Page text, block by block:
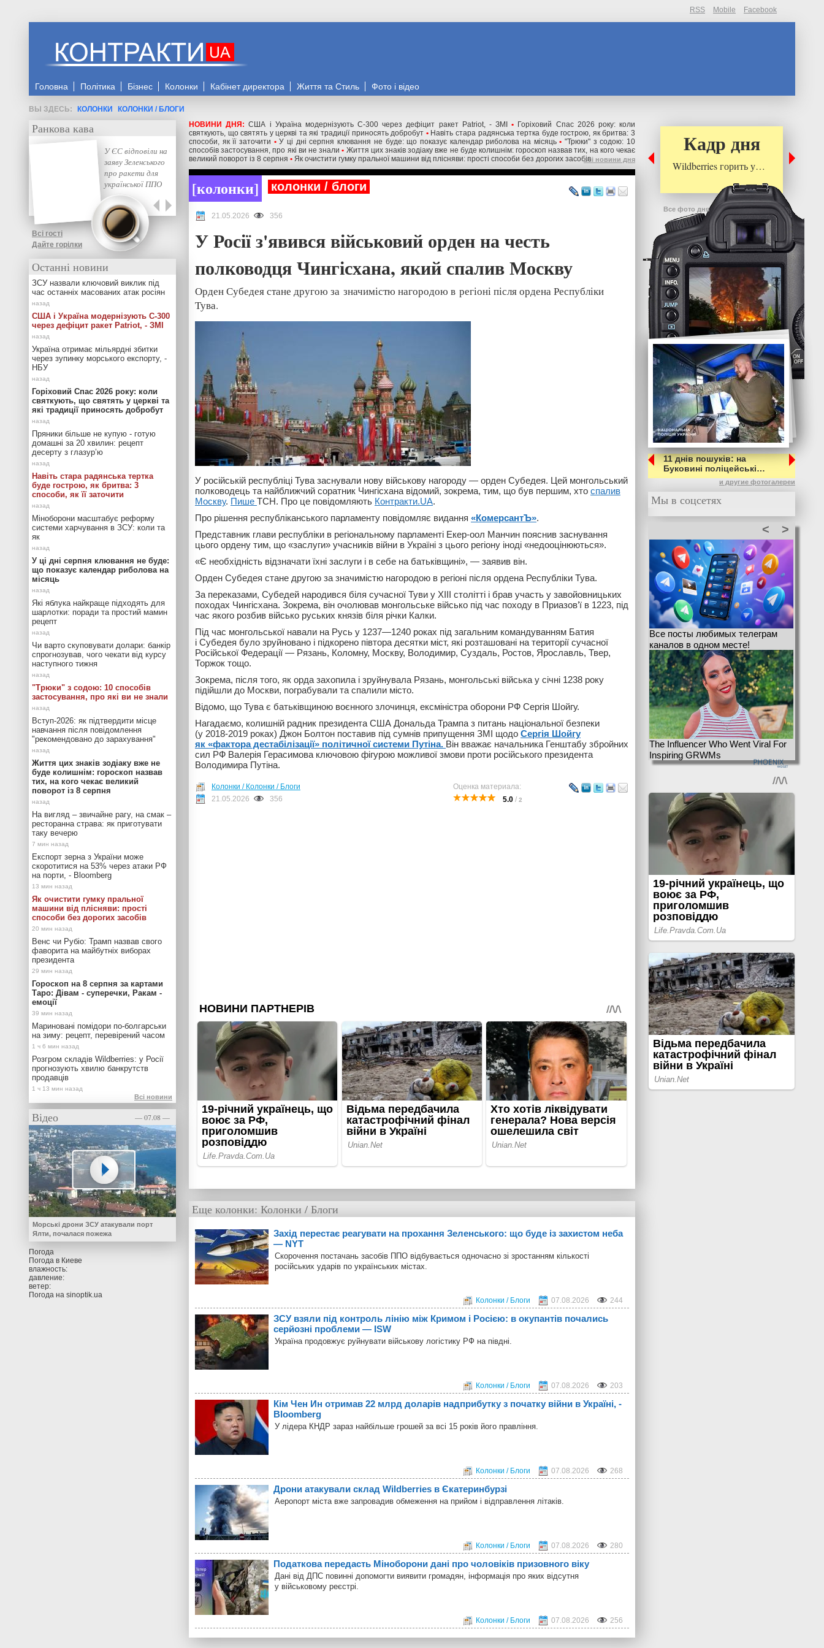
RSS Mobile Facebook
Головна Політика Бізнес Колонки Кабінет директора Життя та Стиль Фото і відео
КОЛОНКИ
КОЛОНКИ / БЛОГИ
НОВИНИ ДНЯ:США і Україна модернізують С-300 через дефіцит ракет Patriot, - ЗМІ • Горіховий Спас 2026 року: коли
святкують, що святять у церкві та які традиції приносять добробут • Навіть стара радянська тертка буде гострою, як бритва: 3
способи, як її заточити • У ці дні серпня клювання не буде: що показує календар риболова на місяць • "Трюки" з содою: 10
способів застосування, про які ви не знали • Життя цих знаків зодіаку вже не буде колишнім: гороскоп назвав тих, на кого чекає
великий поворот із 8 серпня • Як очистити гумку пральної машини від плісняви: прості способи без дорогих засобіввсі новини дня
колонки колонки / блоги
21.05.2026 356
У Росії з'явився військовий орден на честь
полководця Чингісхана, який спалив Москву
Орден Субедея стане другою за значимістю нагородою в регіоні після ордена Республіки
Тува.
У російській республіці Тува заснували нову військову нагороду — орден Субедея. Цей монгольський
полководець та найближчий соратник Чингісхана відомий, зокрема, тим, що був першим, хто спалив
Москву. Пише ТСН. Про це повідомляють Контракти.UA.
Про рішення республіканського парламенту повідомляє видання «КомерсантЪ».
Представник глави республіки в регіональному парламенті Екер-оол Манчин пояснив заснування
цього ордену тим, що «заслуги» учасників війни в Україні з цього регіону іноді «недооцінюються».
«Є необхідність відзначати їхні заслуги і в себе на батьківщині», — заявив він.
Орден Субедея стане другою за значимістю нагородою в регіоні після ордена Республіки Тува.
За переказами, Субедей народився біля сучасної Туви у XIII столітті і брав участь у завойовницьких
походах Чингісхана. Зокрема, він очолював монгольське військо під час походу в Приазов’ї в 1223, під
час якого розбив військо руських князів біля річки Калки.
Під час монгольської навали на Русь у 1237—1240 роках під загальним командуванням Батия
і Субедея було зруйновано і підкорено півтора десятки міст, які розташовані на території сучасної
Російської Федерації — Рязань, Коломну, Москву, Володимир, Суздаль, Ростов, Ярославль, Твер,
Торжок тощо.
Зокрема, після того, як орда захопила і зруйнувала Рязань, монгольські війська у січні 1238 року
підійшли до Москви, пограбували та спалили місто.
Відомо, що Тува є батьківщиною воєнного злочинця, ексміністра оборони РФ Сергія Шойгу.
Нагадаємо, колишній радник президента США Дональда Трампа з питань національної безпеки
(у 2018-2019 роках) Джон Болтон поставив під сумнів припущення ЗМІ щодо Сергія Шойгу
як «фактора дестабілізації» політичної системи Путіна. Він вважає начальника Генштабу збройних
сил РФ Валерія Герасимова ключовою фігурою можливої змови проти російського президента
Володимира Путіна.
Оценка материала:
5.0 / 2
Колонки / Колонки / Блоги
21.05.2026
356
Еще колонки: Колонки / Блоги
Захід перестає реагувати на прохання Зеленського: що буде із захистом неба
— NYT
Скорочення постачань засобів ППО відбувається одночасно зі зростанням кількості
російських ударів по українських містах.
Колонки / Блоги 07.08.2026 244
ЗСУ взяли під контроль лінію між Кримом і Росією: в окупантів почались
серйозні проблеми — ISW
Україна продовжує руйнувати військову логістику РФ на півдні.
Колонки / Блоги 07.08.2026 203
Кім Чен Ин отримав 22 млрд доларів надприбутку з початку війни в Україні, -
Bloomberg
У лідера КНДР зараз найбільше грошей за всі 15 років його правління.
Колонки / Блоги 07.08.2026 268
Дрони атакували склад Wildberries в Єкатеринбурзі
Аеропорт міста вже запровадив обмеження на прийом і відправлення літаків.
Колонки / Блоги 07.08.2026 280
Податкова передасть Міноборони дані про чоловіків призовного віку
Дані від ДПС повинні допомогти виявити громадян, інформація про яких відсутня
у військовому реєстрі.
Колонки / Блоги 07.08.2026 256
Ранкова кава
У ЄС відповіли на
заяву Зеленського
про ракети для
української ППО
Всі гості
Дайте горілки
Останні новини
ЗСУ назвали ключовий виклик під
час останніх масованих атак росіян
США і Україна модернізують С-300
через дефіцит ракет Patriot, - ЗМІ
Україна отримає мільярдні збитки
через зупинку морського експорту, -
НБУ
Горіховий Спас 2026 року: коли
святкують, що святять у церкві та
які традиції приносять добробут
Пряники більше не купую - готую
домашні за 20 хвилин: рецепт
десерту з глазур’ю
Навіть стара радянська тертка
буде гострою, як бритва: 3
способи, як її заточити
Міноборони масштабує реформу
системи харчування в ЗСУ: коли та
як
У ці дні серпня клювання не буде:
що показує календар риболова на
місяць
Які яблука найкраще підходять для
шарлотки: поради та простий мамин
рецепт
Чи варто скуповувати долари: банкір
спрогнозував, чого чекати від курсу
наступного тижня
"Трюки" з содою: 10 способів
застосування, про які ви не знали
Вступ-2026: як підтвердити місце
навчання після повідомлення
"рекомендовано до зарахування"
Життя цих знаків зодіаку вже не
буде колишнім: гороскоп назвав
тих, на кого чекає великий
поворот із 8 серпня
На вигляд – звичайне рагу, на смак –
ресторанна страва: як приготувати
таку вечерю
Експорт зерна з України може
скоротитися на 53% через атаки РФ
на порти, - Bloomberg
Як очистити гумку пральної
машини від плісняви: прості
способи без дорогих засобів
Венс чи Рубіо: Трамп назвав свого
фаворита на майбутніх виборах
президента
Гороскоп на 8 серпня за картами
Таро: Дівам - суперечки, Ракам -
емоції
Мариновані помідори по-болгарськи
на зиму: рецепт, перевірений часом
Розгром складів Wildberries: у Росії
прогнозують хвилю банкрутств
продавців
Всі новини
Відео — 07.08 —
Морські дрони ЗСУ атакували порт
Ялти, почалася пожежа
Погода
Погода в Киеве
влажность:
давление:
ветер:
Погода на sinoptik.ua
Кадр дня
Wildberries горить у…
Все фото дня
11 днів пошуків: на
Буковині поліцейські…
и другие фотогалереи
Мы в соцсетях
>
<
Все посты любимых телеграм
каналов в одном месте!
The Influencer Who Went Viral For
Inspiring GRWMs